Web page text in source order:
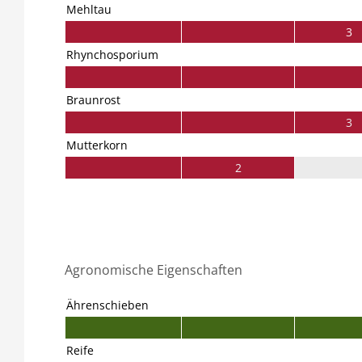
Mehltau
3
Rhynchosporium
Braunrost
3
Mutterkorn
2
Agronomische Eigenschaften
Ährenschieben
Reife